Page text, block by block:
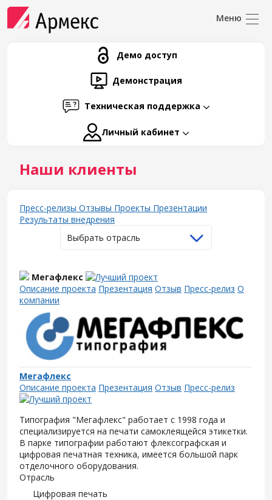
Демо доступ
Демонстрация
Техническая поддержка
Личный кабинет
Наши клиенты
Пресс-релизы Отзывы Проекты Презентации
Результаты внедрения
Выбрать отрасль
Мегафлекс
Описание проекта Презентация Отзыв Пресс-релиз О
компании
Мегафлекс
Описание проекта Презентация Отзыв Пресс-релиз
Типография "Мегафлекс" работает с 1998 года и
специализируется на печати самоклеящейся этикетки.
В парке типографии работают флексографская и
цифровая печатная техника, имеется большой парк
отделочного оборудования.
Отрасль
Цифровая печать